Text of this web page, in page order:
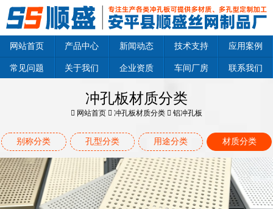
网站首页 产品中心 新闻动态 技术支持 应用案例
常见问题 关于我们 企业资质 车间厂房 联系我们
冲孔板材质分类
网站首页 冲孔板材质分类 铝冲孔板
别称分类 孔型分类 用途分类 材质分类